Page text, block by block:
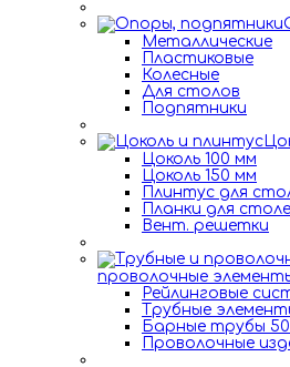
Металлические
Пластиковые
Колесные
Для столов
Подпятники
Цоколь 100 мм
Цоколь 150 мм
Плинтус для
Планки для
Вент. решетки
проволочные
Рейлинговые
Трубные
Барные трубы
Проволочные